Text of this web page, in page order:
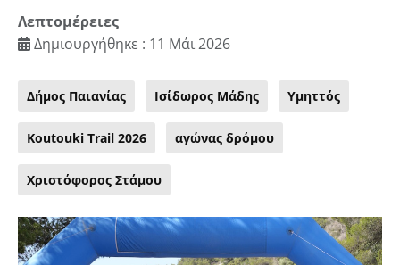
Λεπτομέρειες
Δημιουργήθηκε : 11 Μάι 2026
Δήμος Παιανίας Ισίδωρος Μάδης Υμηττός
Koutouki Trail 2026 αγώνας δρόμου
Χριστόφορος Στάμου